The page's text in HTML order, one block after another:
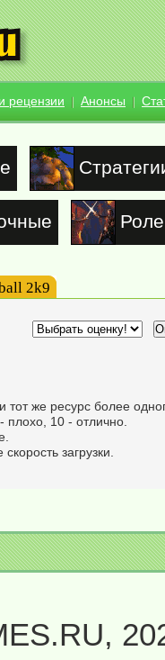
рецензии Анонсы
2k9
тот же ресурс более
10 - отлично.
загрузки.